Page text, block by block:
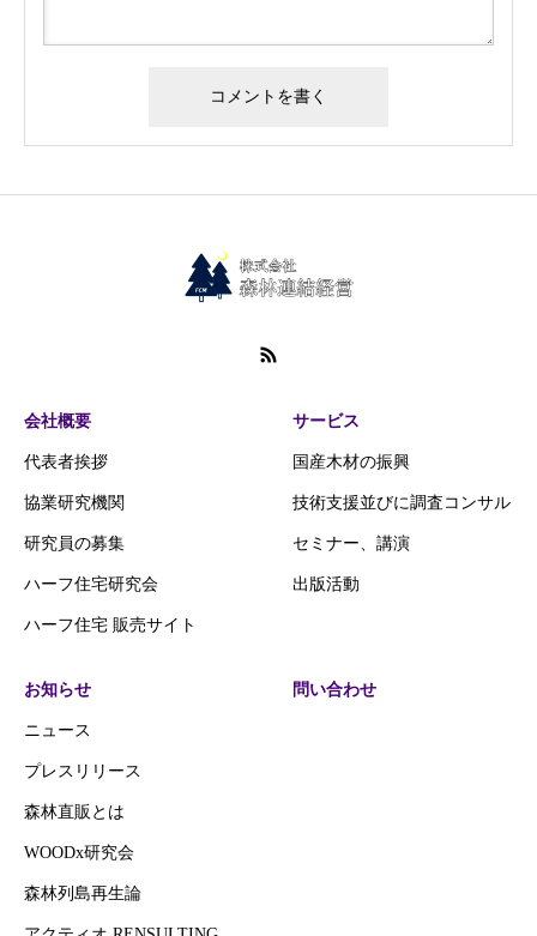
会社概要
代表者挨拶
協業研究機関
研究員の募集
ハーフ住宅研究会
ハーフ住宅 販売サイト
サービス
国産木材の振興
技術支援並びに調査コンサル
セミナー、講演
出版活動
お知らせ
ニュース
プレスリリース
森林直販とは
WOODx研究会
森林列島再生論
問い合わせ